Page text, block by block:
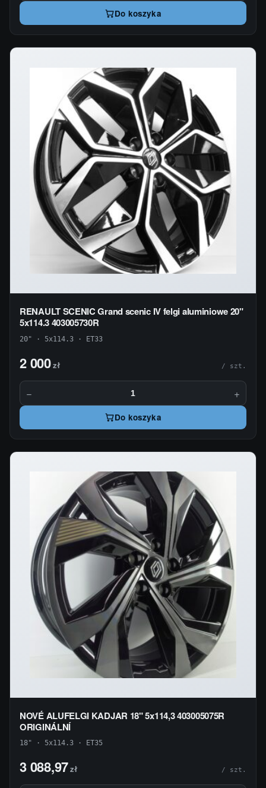
Do koszyka
RENAULT SCENIC Grand scenic IV felgi aluminiowe 20"
5x114.3 403005730R
20" · 5x114.3 · ET33
2 000zł / szt.
− +
Do koszyka
NOVÉ ALUFELGI KADJAR 18" 5x114,3 403005075R
ORIGINÁLNÍ
18" · 5x114.3 · ET35
3 088,97zł / szt.